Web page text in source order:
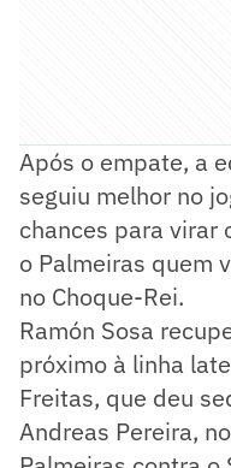
Após o empate, a
seguiu melhor no
chances para virar
o Palmeiras quem
no Choque-Rei.
Ramón Sosa
próximo à linha
Freitas, que deu
Andreas Pereira,